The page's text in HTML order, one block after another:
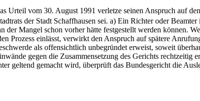
Urteil vom 30. August 1991 verletze seinen Anspruch auf
der Stadt Schaffhausen sei. a) Ein Richter oder
Mangel schon vorher hätte festgestellt werden können.
einlässt, verwirkt den Anspruch auf spätere
als offensichtlich unbegründet erweist, soweit
gegen die Zusammensetzung des Gerichts rechtzeitig
geltend gemacht wird, überprüft das Bundesgericht die